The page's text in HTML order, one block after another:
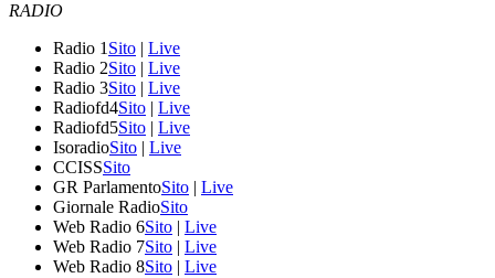
RADIO
Radio 1 Sito | Live
Radio 2Sito | Live
Radio 3Sito | Live
Radiofd4Sito | Live
Radiofd5Sito | Live
IsoradioSito | Live
CCISSSito
GR ParlamentoSito | Live
Giornale RadioSito
Web Radio 6Sito | Live
Web Radio 7Sito | Live
Web Radio 8Sito | Live